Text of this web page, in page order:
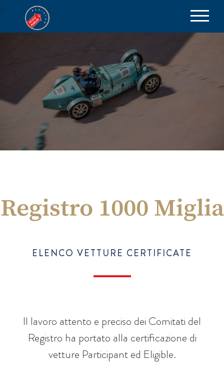
> be part of the excellence
Registro 1000 Miglia
ELENCO VETTURE CERTIFICATE
Il lavoro attento e preciso dei Comitati del
Registro ha portato alla certificazione di
vetture Participant ed Eligible.